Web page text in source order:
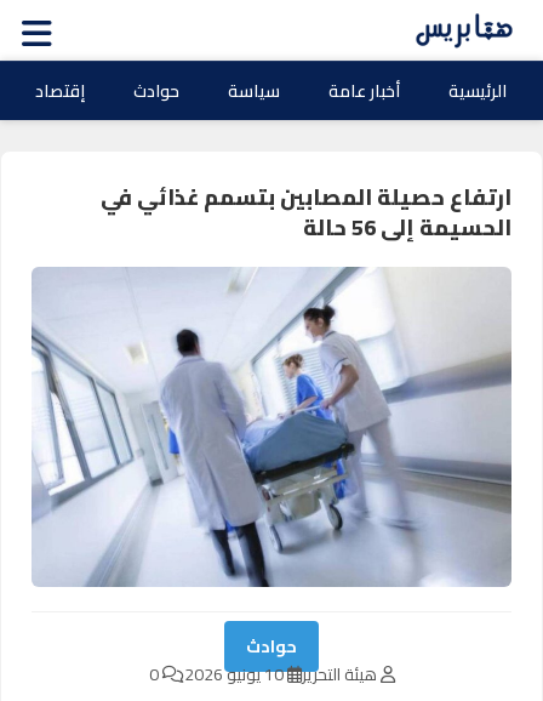
الرئيسية أخبار عامة سياسة حوادث إقتصاد
ارتفاع حصيلة المصابين بتسمم غذائي في
الحسيمة إلى 56 حالة
حوادث
هيئة التحرير 10 يونيو 2026 0